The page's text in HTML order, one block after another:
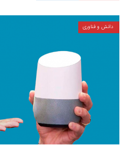
دانش و فناوری